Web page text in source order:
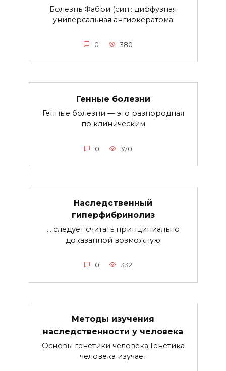
Болезнь Фабри (син.: диффузная
универсальная ангиокератома
0 380
Генные болезни
Генные болезни — это разнородная
по клиническим
0 370
Наследственный
гиперфибринолиз
… следует считать принципиально
доказанной возможную
0 332
Методы изучения
наследственности у человека
Основы генетики человека Генетика
человека изучает